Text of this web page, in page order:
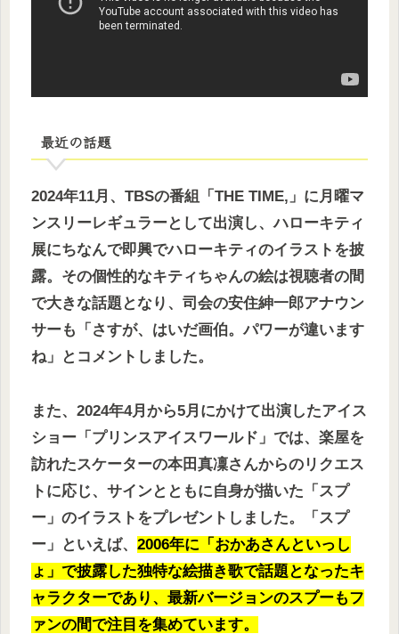
最近の話題
2024年11月、TBSの番組「THE TIME,」に月曜マ
ンスリーレギュラーとして出演し、ハローキティ
展にちなんで即興でハローキティのイラストを披
露。その個性的なキティちゃんの絵は視聴者の間
で大きな話題となり、司会の安住紳一郎アナウン
サーも「さすが、はいだ画伯。パワーが違います
ね」とコメントしました。
また、2024年4月から5月にかけて出演したアイス
ショー「プリンスアイスワールド」では、楽屋を
訪れたスケーターの本田真凜さんからのリクエス
トに応じ、サインとともに自身が描いた「スプ
ー」のイラストをプレゼントしました。「スプ
ー」といえば、 2006年に「おかあさんといっし
ょ」で披露した独特な絵描き歌で話題となったキ
ャラクターであり、最新バージョンのスプーもフ
ァンの間で注目を集めています。